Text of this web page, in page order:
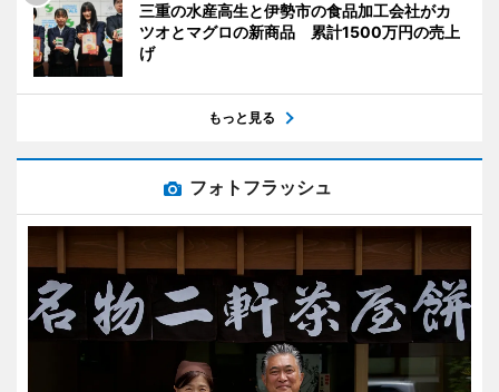
三重の水産高生と伊勢市の食品加工会社がカ
ツオとマグロの新商品 累計1500万円の売上
げ
もっと見る
フォトフラッシュ